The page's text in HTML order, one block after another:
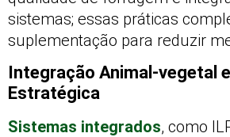
sistemas; essas práticas
suplementação para reduzir
Integração Animal-vegetal
Estratégica
Sistemas integrados, como